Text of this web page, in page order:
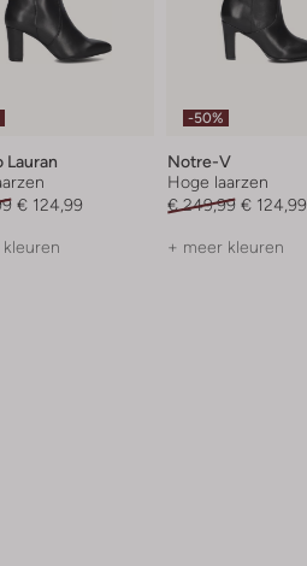
Lauran
€ 124,99
-50%
Notre-V
Hoge laarzen
€ 249,99 € 124,99
+ meer kleuren